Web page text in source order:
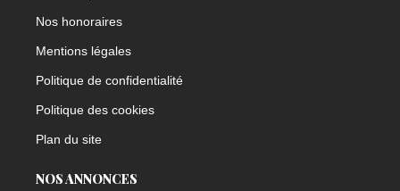
Nos honoraires
Mentions légales
Politique de confidentialité
Politique des cookies
Plan du site
NOS ANNONCES